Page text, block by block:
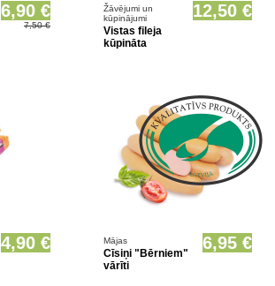
6,90 €
7,50 €
Žāvējumi un
kūpinājumi
Vistas fileja
kūpināta
12,50 €
4,90 € Mājas
Cīsiņi "Bērniem"
vārīti
6,95 €